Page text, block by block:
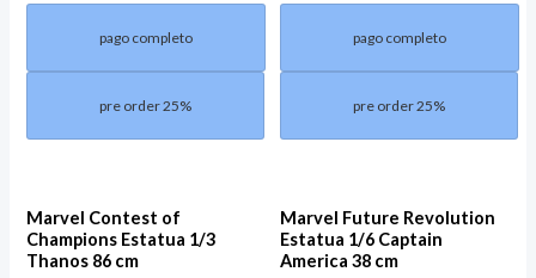
pago completo
pre order 25%
pago completo
pre order 25%
Marvel Contest of
Champions Estatua 1/3
Thanos 86 cm
Marvel Future Revolution
Estatua 1/6 Captain
America 38 cm